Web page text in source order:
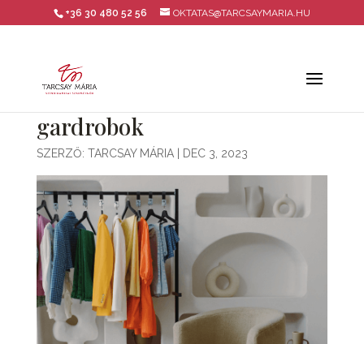
+36 30 480 52 56 OKTATAS@TARCSAYMARIA.HU
gardrobok
SZERZŐ: TARCSAY MÁRIA| DEC 3, 2023